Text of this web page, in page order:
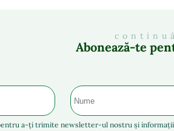
Abonează-te
a-ți trimite newsletter-ul nostru și